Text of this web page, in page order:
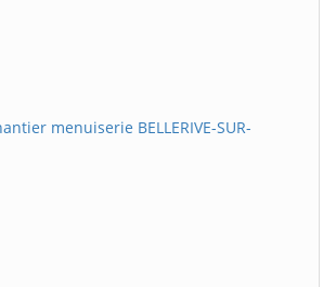
menuiserie BELLERIVE-SUR-